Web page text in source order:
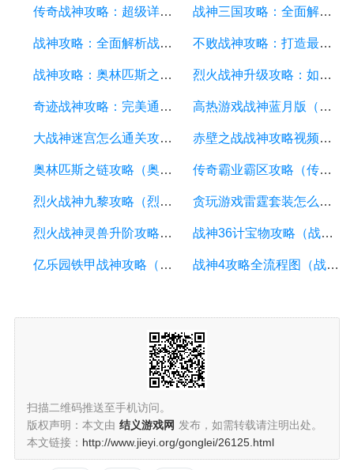
传奇战神攻略：超级详细的游戏攻略指南，助你成为顶级战神 战神三国攻略：全面解析游戏技巧、战略和角色培养
战神攻略：全面解析战神游戏的关键技巧和策略 不败战神攻略：打造最强战士的秘诀
战神攻略：奥林匹斯之链全面解析 烈火战神升级攻略：如何快速提升等级
奇迹战神攻略：完美通关指南，打造最强战队！ 高热游戏战神蓝月版（蓝月战神无限元宝破解）
大战神迷宫怎么通关攻略（大战神r） 赤壁之战战神攻略视频（赤壁之战战神攻略视频大全）
奥林匹斯之链攻略（奥林匹斯之链攻略大全） 传奇霸业霸区攻略（传奇霸业吧百度贴吧）
烈火战神九黎攻略（烈火战神技能怎么搭配） 贪玩游戏雷霆套装怎么激活（贪玩游戏雷霆套装怎么激活的）
烈火战神灵兽升阶攻略（烈火战神神兽幻化石） 战神36计宝物攻略（战神36计宝物攻略图文）
亿乐园铁甲战神攻略（铁甲站神） 战神4攻略全流程图（战神4攻略全流程图视频）
扫描二维码推送至手机访问。
版权声明：本文由 结义游戏网 发布，如需转载请注明出处。
本文链接： http://www.jieyi.org/gonglei/26125.html